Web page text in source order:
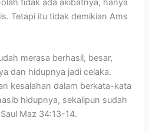
tidak ada akibatnya, hanya
Tetapi itu tidak demikian Ams
merasa berhasil, besar,
dan hidupnya jadi celaka.
kesalahan dalam berkata-kata
hidupnya, sekalipun sudah
Maz 34:13-14.